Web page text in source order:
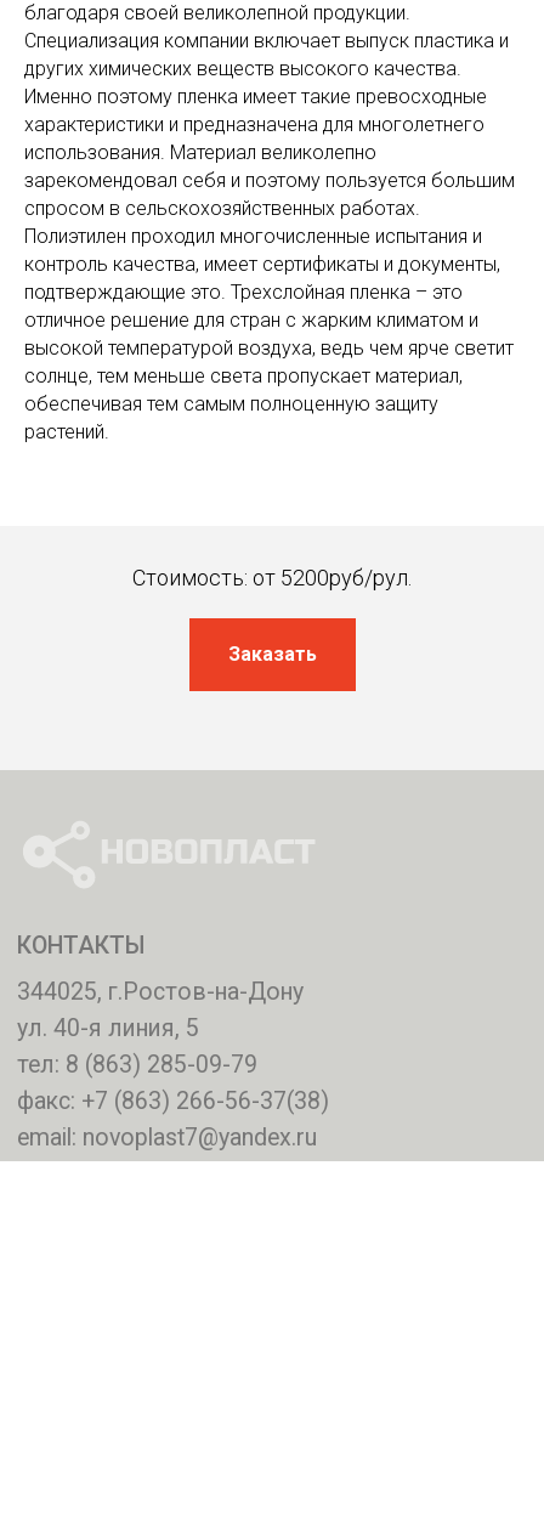
благодаря своей великолепной продукции.
Специализация компании включает выпуск пластика и
других химических веществ высокого качества.
Именно поэтому пленка имеет такие превосходные
характеристики и предназначена для многолетнего
использования. Материал великолепно
зарекомендовал себя и поэтому пользуется большим
спросом в сельскохозяйственных работах.
Полиэтилен проходил многочисленные испытания и
контроль качества, имеет сертификаты и документы,
подтверждающие это. Трехслойная пленка – это
отличное решение для стран с жарким климатом и
высокой температурой воздуха, ведь чем ярче светит
солнце, тем меньше света пропускает материал,
обеспечивая тем самым полноценную защиту
растений.
Стоимость: от 5200руб/рул.
Заказать
КОНТАКТЫ
Политика конфиденциальности
© Все права защищены
344025, г.Ростов-на-Дону
ул. 40-я линия, 5
тел: 8 (863) 285-09-79
факс: +7 (863) 266-56-37(38)
email: novoplast7@yandex.ru
ИНФОРМАЦИЯ
О компании
Прайс-лист
Таблица весов